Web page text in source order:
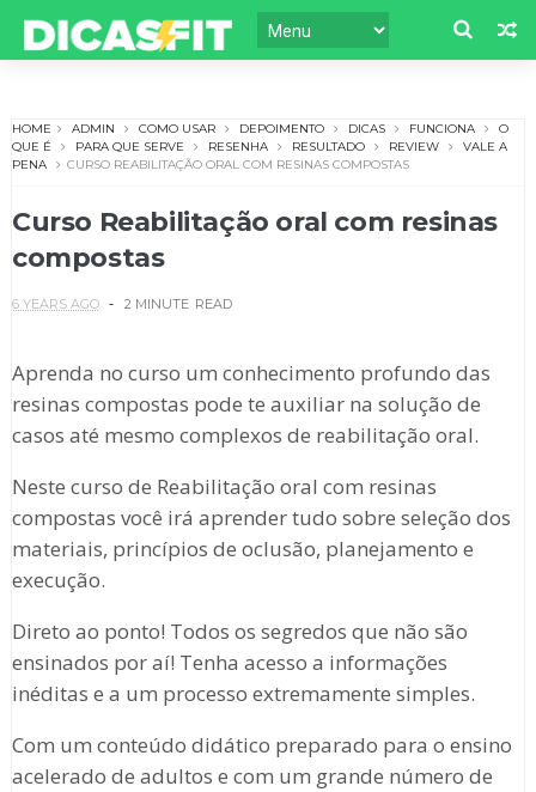
HOME ADMIN COMO USAR DEPOIMENTO DICAS FUNCIONA
O
QUE É
PARA QUE SERVE RESENHA RESULTADO REVIEW
VALE A
PENA
CURSO REABILITAÇÃO ORAL COM RESINAS COMPOSTAS
Curso Reabilitação oral com resinas
compostas
6 YEARS AGO 2 MINUTE READ
Aprenda no curso um conhecimento profundo das
resinas compostas pode te auxiliar na solução de
casos até mesmo complexos de reabilitação oral.
Neste curso de Reabilitação oral com resinas
compostas você irá aprender tudo sobre seleção dos
materiais, princípios de oclusão, planejamento e
execução.
Direto ao ponto! Todos os segredos que não são
ensinados por aí! Tenha acesso a informações
inéditas e a um processo extremamente simples.
Com um conteúdo didático preparado para o ensino
acelerado de adultos e com um grande número de